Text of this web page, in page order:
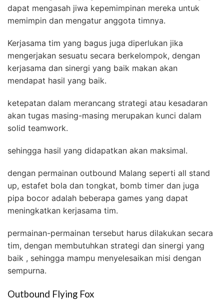
dapat mengasah jiwa kepemimpinan mereka untuk
memimpin dan mengatur anggota timnya.
Kerjasama tim yang bagus juga diperlukan jika
mengerjakan sesuatu secara berkelompok, dengan
kerjasama dan sinergi yang baik makan akan
mendapat hasil yang baik.
ketepatan dalam merancang strategi atau kesadaran
akan tugas masing-masing merupakan kunci dalam
solid teamwork.
sehingga hasil yang didapatkan akan maksimal.
dengan permainan outbound Malang seperti all stand
up, estafet bola dan tongkat, bomb timer dan juga
pipa bocor adalah beberapa games yang dapat
meningkatkan kerjasama tim.
permainan-permainan tersebut harus dilakukan secara
tim, dengan membutuhkan strategi dan sinergi yang
baik , sehingga mampu menyelesaikan misi dengan
sempurna.
Outbound Flying Fox